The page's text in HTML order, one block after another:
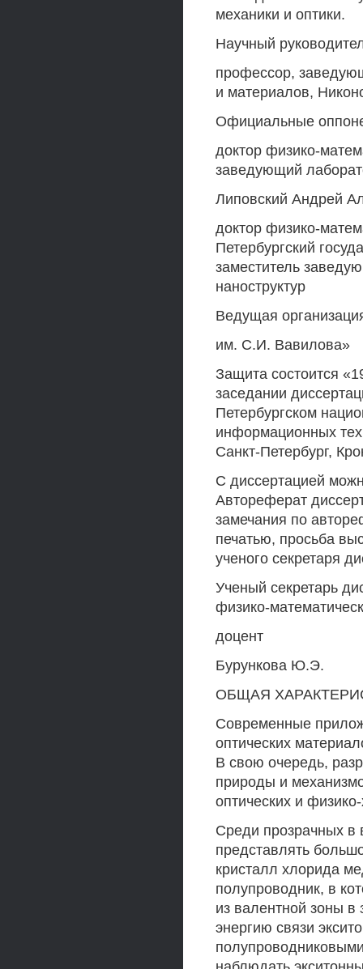
механики и оптики.
Научный
профессор,
и материалов,
Официальные
доктор физико-
заведующий
Липовский Андрей
доктор физико-
Петербургский
заместитель
наноструктур
Ведущая
им. С.И. Вавилова»
Защита состоится
заседании
Петербургском
информационных
Санкт-Петербург,
С диссертацией
Автореферат
замечания по
печатью, просьба
ученого секретаря
Ученый секретарь
физико-
доцент
Бурункова Ю.Э.
ОБЩАЯ
Современные
оптических
В свою очередь,
природы и
оптических и
Среди прозрачных в
представлять
кристалл хлорида
полупроводник, в
из валентной зоны
энергию связи